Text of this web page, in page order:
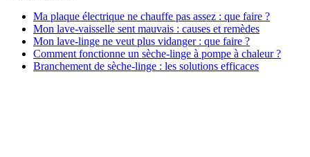
Ma plaque électrique ne chauffe pas assez : que faire ?
Mon lave-vaisselle sent mauvais : causes et remèdes
Mon lave-linge ne veut plus vidanger : que faire ?
Comment fonctionne un sèche-linge à pompe à chaleur ?
Branchement de sèche-linge : les solutions efficaces